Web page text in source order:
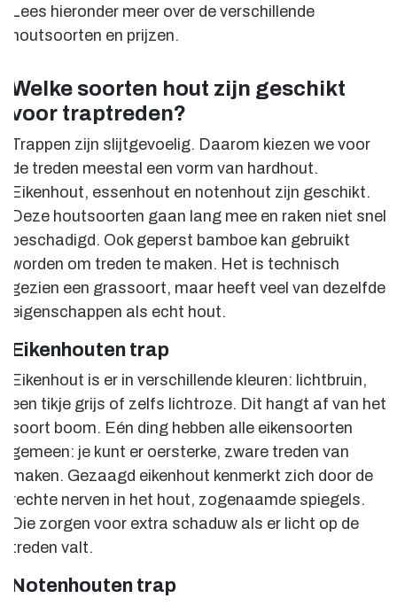
Lees hieronder meer over de verschillende
houtsoorten en prijzen.
Welke soorten hout zijn geschikt
voor traptreden?
Trappen zijn slijtgevoelig. Daarom kiezen we voor
de treden meestal een vorm van hardhout.
Eikenhout, essenhout en notenhout zijn geschikt.
Deze houtsoorten gaan lang mee en raken niet snel
beschadigd. Ook geperst bamboe kan gebruikt
worden om treden te maken. Het is technisch
gezien een grassoort, maar heeft veel van dezelfde
eigenschappen als echt hout.
Eikenhouten trap
Eikenhout is er in verschillende kleuren: lichtbruin,
een tikje grijs of zelfs lichtroze. Dit hangt af van het
soort boom. Eén ding hebben alle eikensoorten
gemeen: je kunt er oersterke, zware treden van
maken. Gezaagd eikenhout kenmerkt zich door de
rechte nerven in het hout, zogenaamde spiegels.
Die zorgen voor extra schaduw als er licht op de
treden valt.
Notenhouten trap